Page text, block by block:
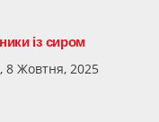
із сиром
8 Жовтня, 2025